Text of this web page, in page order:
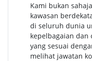
Kami bukan
kawasan
di seluruh dunia
kepelbagaian dan
yang sesuai
melihat jawatan